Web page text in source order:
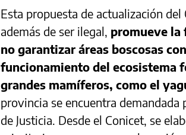
Esta propuesta de actualización
además de ser ilegal, promueve la
no garantizar áreas boscosas
funcionamiento del ecosistema
grandes mamíferos, como el
provincia se encuentra demandada
de Justicia. Desde el Conicet, se